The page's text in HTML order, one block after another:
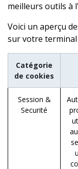
meilleurs outils à
Voici un aperçu
sur votre
Catégorie
de cookies
Session &
Securité